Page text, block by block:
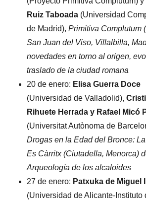
Ruiz Taboada (Universidad
de Madrid),Primitiva Complutum
San Juan del Viso, Villalbilla,
novedades en torno al origen,
traslado de la ciudad romana
20 de enero: Elisa Guerra Doce
(Universidad de Valladolid),
Rihuete Herrada y Rafael Micó
(Universitat Autònoma de
Drogas en la Edad del Bronce:
Es Càrritx (Ciutadella, Menorca)
Arqueología de los alcaloides
27 de enero: Patxuka de Miguel
(Universidad de Alicante-Instituto